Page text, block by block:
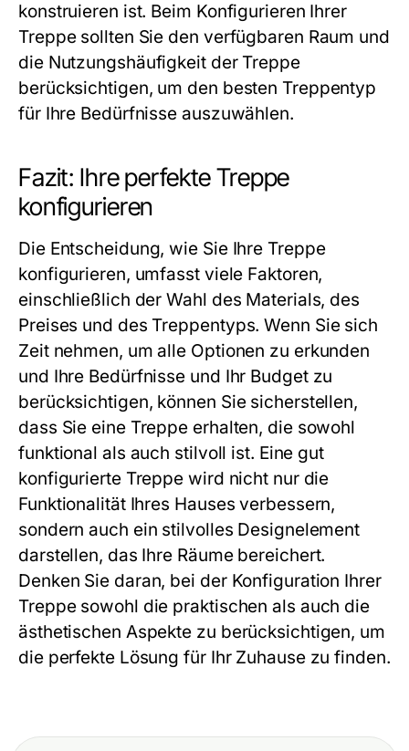
konstruieren ist. Beim Konfigurieren Ihrer
Treppe sollten Sie den verfügbaren Raum und
die Nutzungshäufigkeit der Treppe
berücksichtigen, um den besten Treppentyp
für Ihre Bedürfnisse auszuwählen.
Fazit: Ihre perfekte Treppe
konfigurieren
Die Entscheidung, wie Sie Ihre Treppe
konfigurieren, umfasst viele Faktoren,
einschließlich der Wahl des Materials, des
Preises und des Treppentyps. Wenn Sie sich
Zeit nehmen, um alle Optionen zu erkunden
und Ihre Bedürfnisse und Ihr Budget zu
berücksichtigen, können Sie sicherstellen,
dass Sie eine Treppe erhalten, die sowohl
funktional als auch stilvoll ist. Eine gut
konfigurierte Treppe wird nicht nur die
Funktionalität Ihres Hauses verbessern,
sondern auch ein stilvolles Designelement
darstellen, das Ihre Räume bereichert.
Denken Sie daran, bei der Konfiguration Ihrer
Treppe sowohl die praktischen als auch die
ästhetischen Aspekte zu berücksichtigen, um
die perfekte Lösung für Ihr Zuhause zu finden.